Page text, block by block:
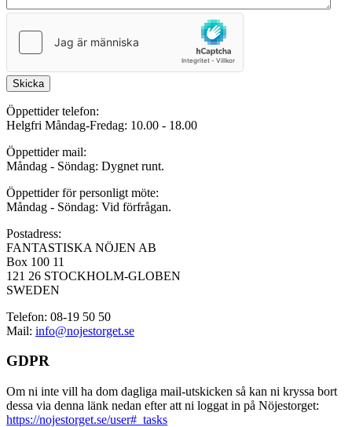
Skicka
Öppettider telefon:
Helgfri Måndag-Fredag: 10.00 - 18.00
Öppettider mail:
Måndag - Söndag: Dygnet runt.
Öppettider för personligt möte:
Måndag - Söndag: Vid förfrågan.
Postadress:
FANTASTISKA NÖJEN AB
Box 100 11
121 26 STOCKHOLM-GLOBEN
SWEDEN
Telefon: 08-19 50 50
Mail: info@nojestorget.se
GDPR
Om ni inte vill ha dom dagliga mail-utskicken så kan ni kryssa bort
dessa via denna länk nedan efter att ni loggat in på Nöjestorget:
https://nojestorget.se/user#_tasks